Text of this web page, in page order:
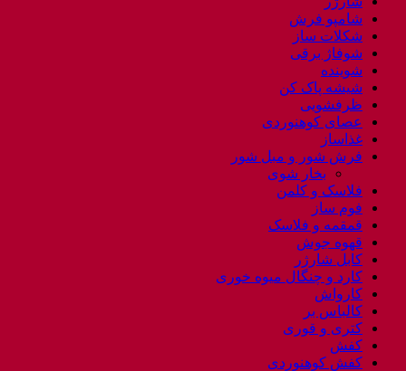
شامپو فرش
شکلات ساز
شوفاژ برقی
شوینده
شیشه پاک کن
ظرفشویی
عصای کوهنوردی
غذاساز
فرش شور و مبل شور
بخار شوی
فلاسک و کلمن
فوم ساز
قمقمه و فلاسک
قهوه جوش
کابل شارژر
کارد و چنگال میوه خوری
کارواش
کالباس بر
کتری و قوری
کفش
کفش کوهنوردی